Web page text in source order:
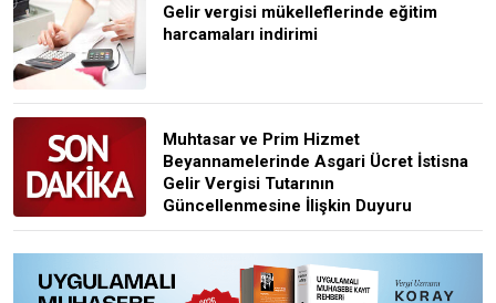
Gelir vergisi mükelleflerinde eğitim
harcamaları indirimi
Muhtasar ve Prim Hizmet
Beyannamelerinde Asgari Ücret İstisna
Gelir Vergisi Tutarının
Güncellenmesine İlişkin Duyuru